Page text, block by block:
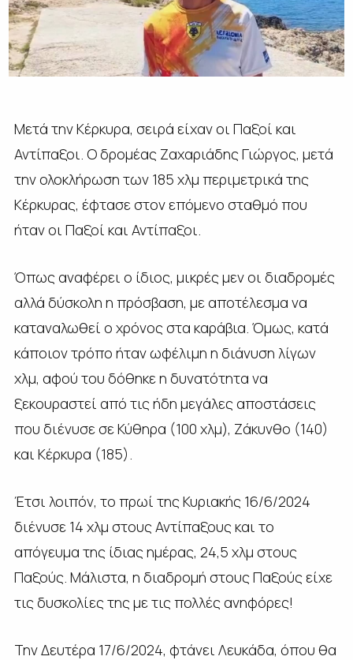
Μετά την Κέρκυρα, σειρά είχαν οι Παξοί και
Αντίπαξοι. Ο δρομέας Ζαχαριάδης Γιώργος, μετά
την ολοκλήρωση των 185 χλμ περιμετρικά της
Κέρκυρας, έφτασε στον επόμενο σταθμό που
ήταν οι Παξοί και Αντίπαξοι.
Όπως αναφέρει ο ίδιος, μικρές μεν οι διαδρομές
αλλά δύσκολη η πρόσβαση, με αποτέλεσμα να
καταναλωθεί ο χρόνος στα καράβια. Όμως, κατά
κάποιον τρόπο ήταν ωφέλιμη η διάνυση λίγων
χλμ, αφού του δόθηκε η δυνατότητα να
ξεκουραστεί από τις ήδη μεγάλες αποστάσεις
που διένυσε σε Κύθηρα (100 χλμ), Ζάκυνθο (140)
και Κέρκυρα (185).
Έτσι λοιπόν, το πρωί της Κυριακής 16/6/2024
διένυσε 14 χλμ στους Αντίπαξους και το
απόγευμα της ίδιας ημέρας, 24,5 χλμ στους
Παξούς. Μάλιστα, η διαδρομή στους Παξούς είχε
τις δυσκολίες της με τις πολλές ανηφόρες!
Την Δευτέρα 17/6/2024, φτάνει Λευκάδα, όπου θα